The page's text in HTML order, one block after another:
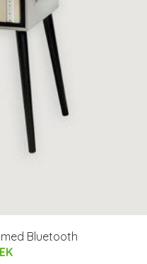
Bluetooth